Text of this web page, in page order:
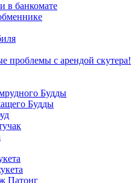
в банкомате
проблемы с арендой скутера!
Будды
Будды
Патонг